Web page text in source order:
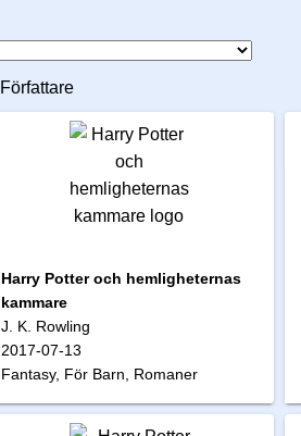
Författare
Harry Potter och hemligheternas
kammare
J. K. Rowling
2017-07-13
Fantasy, För Barn, Romaner